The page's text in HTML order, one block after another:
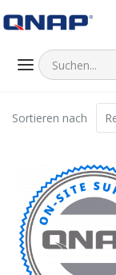
Sortieren nach